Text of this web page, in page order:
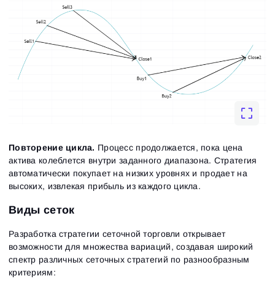
Повторение цикла. Процесс продолжается, пока цена
актива колеблется внутри заданного диапазона. Стратегия
автоматически покупает на низких уровнях и продает на
высоких, извлекая прибыль из каждого цикла.
Виды сеток
Разработка стратегии сеточной торговли открывает
возможности для множества вариаций, создавая широкий
спектр различных сеточных стратегий по разнообразным
критериям: